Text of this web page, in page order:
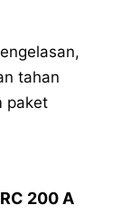
tahan
paket
200 A